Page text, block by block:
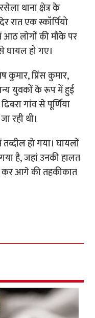
थाना क्षेत्र के
रात एक स्कॉर्पियो
आठ लोगों की मौके पर
घायल हो गए।
कुमार, प्रिंस कुमार,
युवकों के रूप में हुई
गांव से पूर्णिया
रही थी।
हो गया। घायलों
है, जहां उनकी हालत
कर आगे की तहकीकात